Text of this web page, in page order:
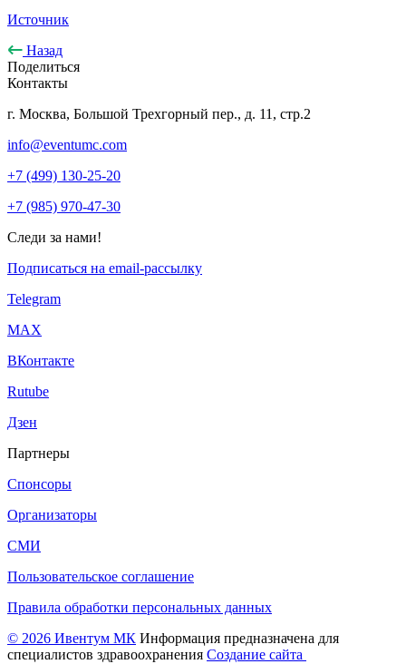
Источник
Назад
Поделиться
Контакты
г. Москва, Большой Трехгорный пер., д. 11, стр.2
info@eventumc.com
+7 (499) 130-25-20
+7 (985) 970-47-30
Следи за нами!
Подписаться на email-рассылку
Telegram
МАХ
ВКонтакте
Rutube
Дзен
Партнеры
Спонсоры
Организаторы
СМИ
Пользовательское соглашение
Правила обработки персональных данных
© 2026 Ивентум МК Информация предназначена для
специалистов здравоохранения Создание сайта